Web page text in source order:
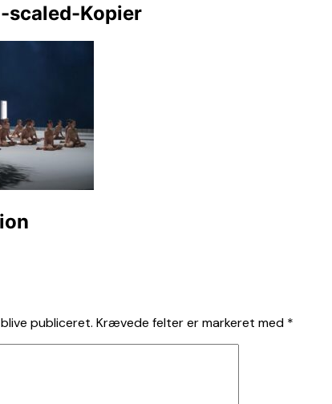
scaled-Kopier
publiceret. Krævede felter er markeret med *